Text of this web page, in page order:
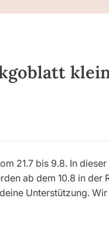
21.7 bis 9.8. In
ab dem 10.8 in der
Unterstützung.